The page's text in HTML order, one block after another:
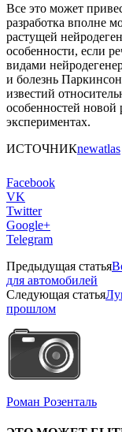
Все это может
разработка вполне
растущей
особенности, если
видами
и болезнь
известий
особенностей новой
экспериментах.
ИСТОЧНИКnewatlas
Facebook
VK
Twitter
Google+
Telegram
Предыдущая статья
для автомобилей
Следующая статья
прошлом
Роман Розенталь